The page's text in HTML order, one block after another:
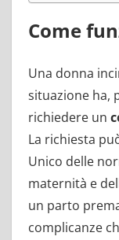
Come
Una donna
situazione ha,
richiedere un
La richiesta
Unico delle
maternità e
un parto
complicanze